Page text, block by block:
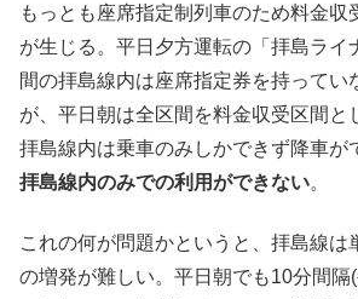
もっとも座席指定制列車のため料金収
が生じる。平日夕方運転の「拝島ラ
間の拝島線内は座席指定券を持ってい
が、平日朝は全区間を料金収受区間と
拝島線内は乗車のみしかできず降車が
拝島線内のみでの利用ができない。
これの何が問題かというと、拝島線は
の増発が難しい。平日朝でも10分間隔